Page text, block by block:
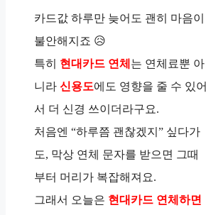
카드값 하루만 늦어도 괜히 마음이
불안해지죠 😥
특히 현대카드 연체 는 연체료뿐 아
니라 신용도에도 영향을 줄 수 있어
서 더 신경 쓰이더라구요.
처음엔 “하루쯤 괜찮겠지” 싶다가
도, 막상 연체 문자를 받으면 그때
부터 머리가 복잡해져요.
그래서 오늘은 현대카드 연체하면